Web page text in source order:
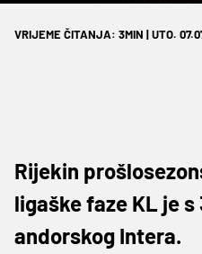
VRIJEME ČITANJA: 3MIN | UTO.
Rijekin
ligaške faze KL je s
andorskog Intera.